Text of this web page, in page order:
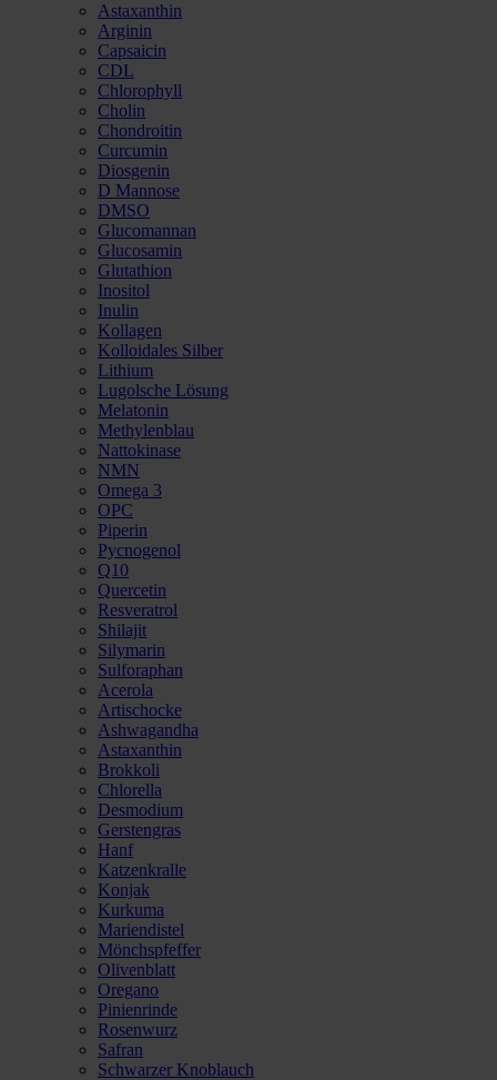
Astaxanthin
Arginin
Capsaicin
CDL
Chlorophyll
Cholin
Chondroitin
Curcumin
Diosgenin
D Mannose
DMSO
Glucomannan
Glucosamin
Glutathion
Inositol
Inulin
Kollagen
Kolloidales Silber
Lithium
Lugolsche Lösung
Melatonin
Methylenblau
Nattokinase
NMN
Omega 3
OPC
Piperin
Pycnogenol
Q10
Quercetin
Resveratrol
Shilajit
Silymarin
Sulforaphan
Acerola
Artischocke
Ashwagandha
Astaxanthin
Brokkoli
Chlorella
Desmodium
Gerstengras
Hanf
Katzenkralle
Konjak
Kurkuma
Mariendistel
Mönchspfeffer
Olivenblatt
Oregano
Pinienrinde
Rosenwurz
Safran
Schwarzer Knoblauch